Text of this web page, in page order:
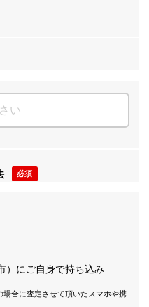
必須
）にご自身で持ち込み
合に査定させて頂いたスマホや携